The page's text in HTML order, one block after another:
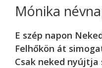
Mónika
E szép napon
Felhőkön át
Csak neked nyújtja